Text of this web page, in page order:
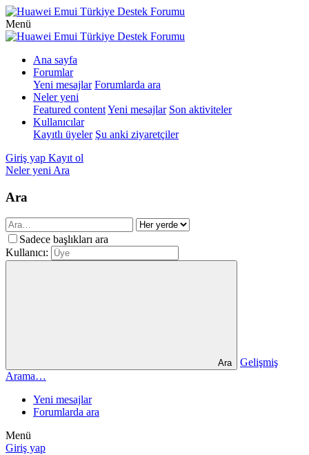
Menü
Ana sayfa
Forumlar
Yeni mesajlar Forumlarda ara
Neler yeni
Featured contentYeni mesajlar Son aktiviteler
Kullanıcılar
Kayıtlı üyeler Şu anki ziyaretçiler
Giriş yap Kayıt ol
Neler yeni Ara
Ara
Sadece başlıkları ara
Kullanıcı:
Ara
Gelişmiş
Arama…
Yeni mesajlar
Forumlarda ara
Menü
Giriş yap